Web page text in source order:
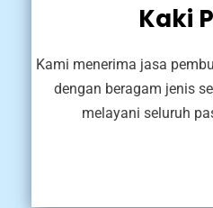
Kaki
Kami menerima jasa
dengan beragam jenis
melayani seluruh